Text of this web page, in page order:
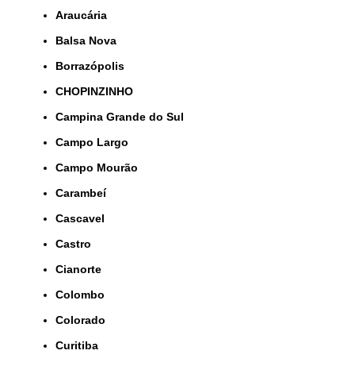
Araucária
Balsa Nova
Borrazópolis
CHOPINZINHO
Campina Grande do Sul
Campo Largo
Campo Mourão
Carambeí
Cascavel
Castro
Cianorte
Colombo
Colorado
Curitiba